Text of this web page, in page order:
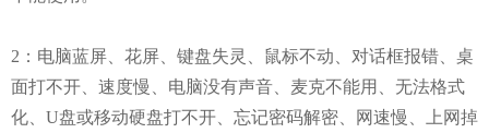
2：电脑蓝屏、花屏、键盘失灵、鼠标不动、对话框报错、桌
面打不开、速度慢、电脑没有声音、麦克不能用、无法格式
化、U盘或移动硬盘打不开、忘记密码解密、网速慢、上网掉